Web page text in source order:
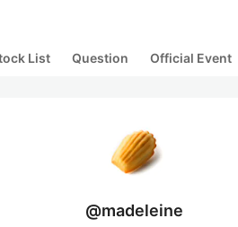
List Question Official Event
@madeleine